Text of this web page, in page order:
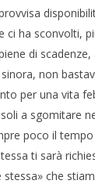
ha sconvolti,
di
non
per una vita
a sgomitare
poco il
ti sarà
che